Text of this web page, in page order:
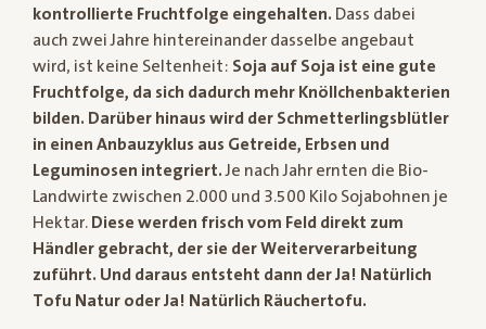
kontrollierte Fruchtfolge eingehalten. Dass dabei
auch zwei Jahre hintereinander dasselbe angebaut
wird, ist keine Seltenheit: Soja auf Soja ist eine gute
Fruchtfolge, da sich dadurch mehr Knöllchenbakterien
bilden. Darüber hinaus wird der Schmetterlingsblütler
in einen Anbauzyklus aus Getreide, Erbsen und
Leguminosen integriert.Je nach Jahr ernten die Bio-
Landwirte zwischen 2.000 und 3.500 Kilo Sojabohnen je
Hektar. Diese werden frisch vom Feld direkt zum
Händler gebracht, der sie der Weiterverarbeitung
zuführt. Und daraus entsteht dann der Ja! Natürlich
Tofu Natur oder Ja! Natürlich Räuchertofu.